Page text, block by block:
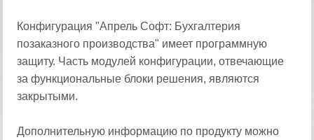
Конфигурация "Апрель Софт: Бухгалтерия
позаказного производства" имеет программную
защиту. Часть модулей конфигурации, отвечающие
за функциональные блоки решения, являются
закрытыми.
Дополнительную информацию по продукту можно